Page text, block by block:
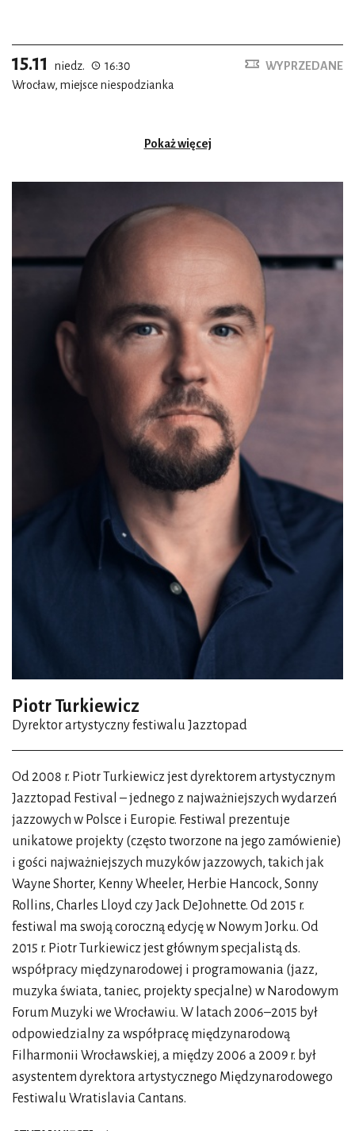
15.11 niedz.
16:30
Wrocław, miejsce niespodzianka
WYPRZEDANE
Pokaż więcej
Piotr Turkiewicz
Dyrektor artystyczny festiwalu Jazztopad
Od 2008 r. Piotr Turkiewicz jest dyrektorem artystycznym
Jazztopad Festival – jednego z najważniejszych wydarzeń
jazzowych w Polsce i Europie. Festiwal prezentuje
unikatowe projekty (często tworzone na jego zamówienie)
i gości najważniejszych muzyków jazzowych, takich jak
Wayne Shorter, Kenny Wheeler, Herbie Hancock, Sonny
Rollins, Charles Lloyd czy Jack DeJohnette. Od 2015 r.
festiwal ma swoją coroczną edycję w Nowym Jorku. Od
2015 r. Piotr Turkiewicz jest głównym specjalistą ds.
współpracy międzynarodowej i programowania (jazz,
muzyka świata, taniec, projekty specjalne) w Narodowym
Forum Muzyki we Wrocławiu. W latach 2006–2015 był
odpowiedzialny za współpracę międzynarodową
Filharmonii Wrocławskiej, a między 2006 a 2009 r. był
asystentem dyrektora artystycznego Międzynarodowego
Festiwalu Wratislavia Cantans.